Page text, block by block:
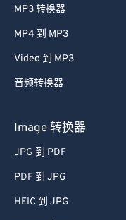
MP3 转换器
MP4 到 MP3
Video 到 MP3
音频转换器
Image 转换器
JPG 到 PDF
PDF 到 JPG
HEIC 到 JPG